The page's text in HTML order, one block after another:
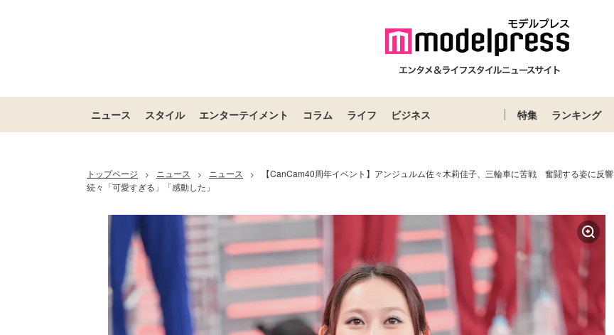
ニュース スタイル エンターテイメント コラム ライフ ビジネス 特集 ランキング
トップページ > ニュース > ニュース >
【CanCam40周年イベント】アンジュルム佐々木莉佳子、三輪車に苦戦 奮闘する姿に反響
続々「可愛すぎる」「感動した」